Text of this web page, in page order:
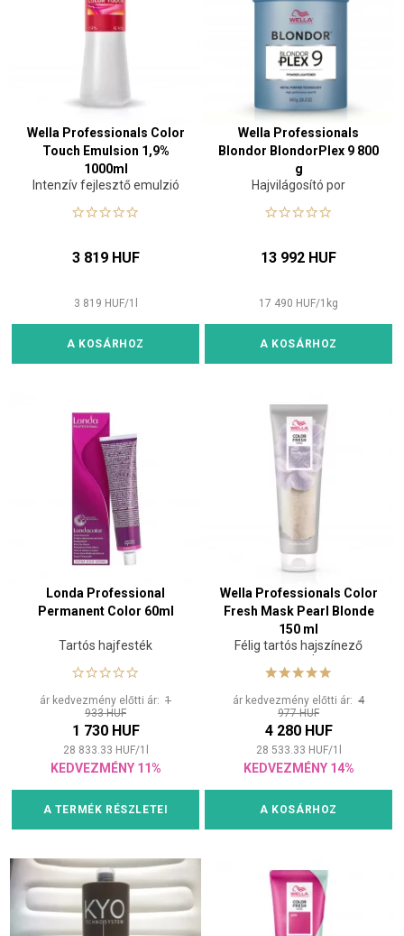
Wella Professionals Color
Touch Emulsion 1,9%
1000ml
Intenzív fejlesztő emulzió
3 819 HUF
3 819 HUF/1
A KOSÁRHOZ
Wella Professionals
Blondor BlondorPlex 9 800
g
Hajvilágosító por
13 992 HUF
17 490 HUF/1 kg
A KOSÁRHOZ
Londa Professional
Permanent Color 60ml
Tartós hajfesték
ár kedvezmény előtti ár: 1
933 HUF
1 730 HUF
28 833.33 HUF/1
KEDVEZMÉNY 11%
A TERMÉK RÉSZLETEI
Wella Professionals Color
Fresh Mask Pearl Blonde
150 ml
Félig tartós hajszínező
maszk
ár kedvezmény előtti ár: 4
977 HUF
4 280 HUF
28 533.33 HUF/1
KEDVEZMÉNY 14%
A KOSÁRHOZ